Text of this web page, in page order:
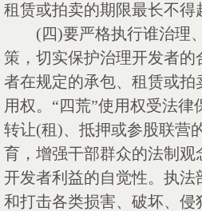
租赁或拍卖的期限最长不得
(四)要严格执行谁治理
策，切实保护治理开发者的
者在规定的承包、租赁或拍
用权。“四荒”使用权受法律
转让(租)、抵押或参股联营
育，增强干部群众的法制观
开发者利益的自觉性。执法
和打击各类损害、破坏、侵